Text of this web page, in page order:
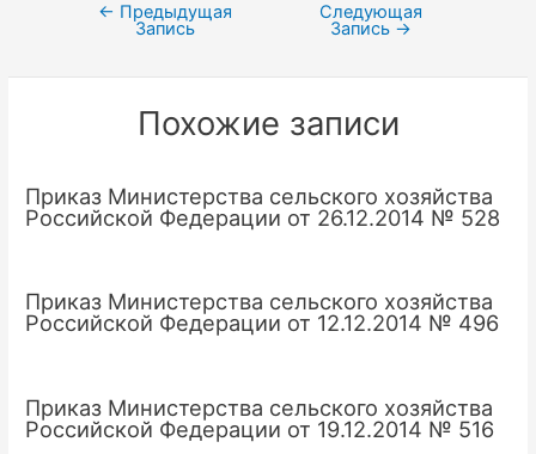
Навигация
записям
← Предыдущая
Запись
Следующая
Запись →
Похожие записи
Приказ Министерства сельского хозяйства
Российской Федерации от 26.12.2014 № 528
Приказ Министерства сельского хозяйства
Российской Федерации от 12.12.2014 № 496
Приказ Министерства сельского хозяйства
Российской Федерации от 19.12.2014 № 516